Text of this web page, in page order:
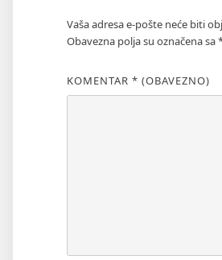
Vaša adresa e-pošte neće biti
Obavezna polja su označena sa
KOMENTAR * (OBAVEZNO)